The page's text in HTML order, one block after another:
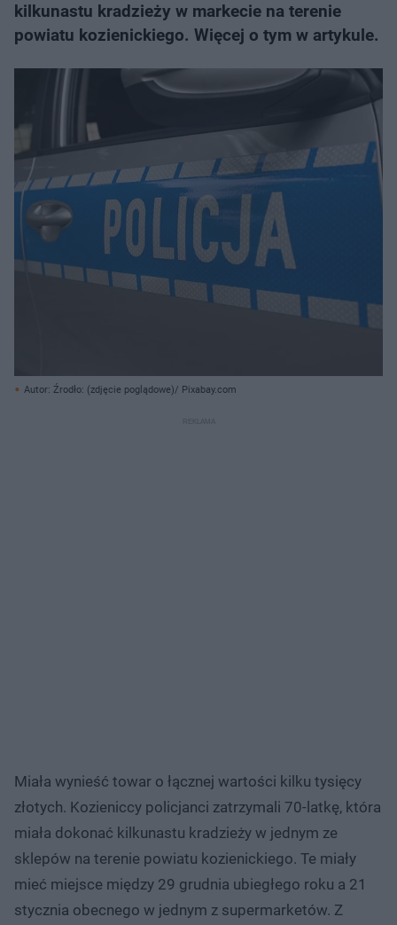
kilkunastu kradzieży w markecie na terenie
powiatu kozienickiego. Więcej o tym w artykule.
Autor: Źrodło: (zdjęcie poglądowe)/ Pixabay.com
Miała wynieść towar o łącznej wartości kilku tysięcy
złotych. Kozieniccy policjanci zatrzymali 70-latkę, która
miała dokonać kilkunastu kradzieży w jednym ze
sklepów na terenie powiatu kozienickiego. Te miały
mieć miejsce między 29 grudnia ubiegłego roku a 21
stycznia obecnego w jednym z supermarketów. Z